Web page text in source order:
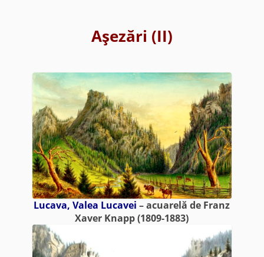
Aşezări (II)
Lucava, Valea Lucavei – acuarelă de Franz
Xaver Knapp (1809-1883)